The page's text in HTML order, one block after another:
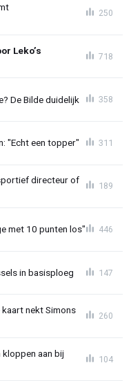
250
Leko’s
718
De Bilde duidelijk 358
"Echt een topper" 311
directeur of
189
met 10 punten los" 446
in basisploeg 147
nekt Simons
260
kloppen aan bij
104